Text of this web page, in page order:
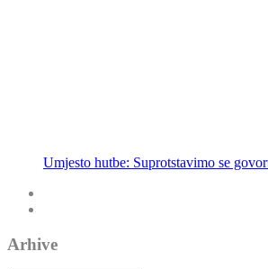
Umjesto hutbe: Ne bježimo od emaneta
Arhive